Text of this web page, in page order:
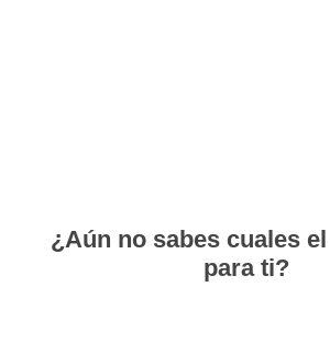
¿Aún no sabes cuales
para ti?